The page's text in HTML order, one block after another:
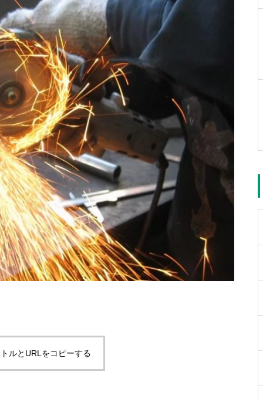
g」が日本に初上陸！
北海道初！Quickie 7R Freesty
le Backrestモデルを納車♪
スマートドライブは北海道でも
大好評です♪
イタリア Aria Wheels「1.0 Mg」
を、ご縁があった東京のお客様に
納車しました♪
スバル・インプレッサに「RECAR
O（レカロ）シート」を装着させ
ていただきました♪（※福祉車両
でもトラックでもありません
（笑））
6型ハイエースへの「電動幅広補
助ステップ」の取付作業をご紹介
します。
ルとURLをコピーする